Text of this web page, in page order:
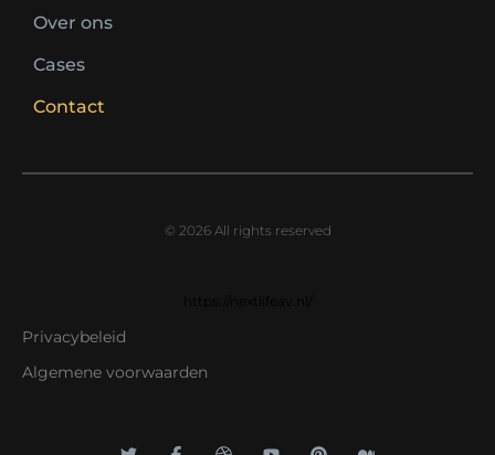
Over ons
Cases
Contact
© 2026 All rights reserved
Privacybeleid
Algemene voorwaarden